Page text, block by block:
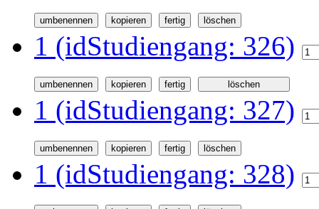
1 (idStudiengang: 326)
1 (idStudiengang: 327)
1 (idStudiengang: 328)